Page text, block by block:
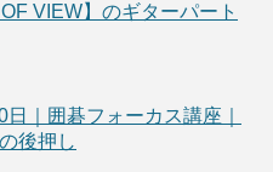
VIEW】のギターパート
｜囲碁フォーカス講座｜
後押し